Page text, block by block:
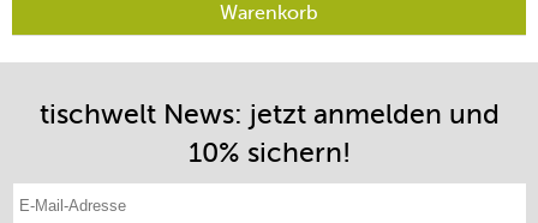
Warenkorb
tischwelt News: jetzt anmelden und
10% sichern!
E-Mail-Adresse eintragen